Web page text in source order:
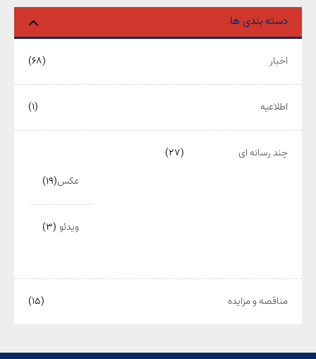
دسته بندی ها
اخبار (۶۸)
اطلاعیه (۱)
چند رسانه ای
(۲۷)
عکس(۱۹)
ویدئو (۳)
مناقصه و مزایده (۱۵)